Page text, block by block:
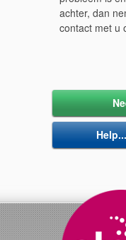
achter, dan
contact met u